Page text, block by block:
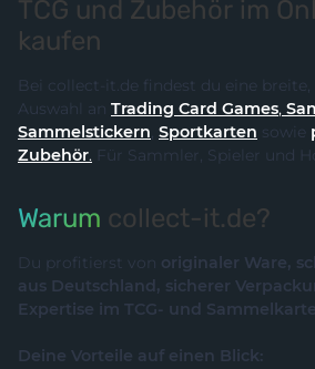
TCG und Zubehör im
kaufen
Bei collect-it.de findest du eine
Auswahl an
Trading Card Games,
Sammelstickern, Sportkarten sowie
Zubehör. Für Sammler, Spieler und
Warum collect-it.de?
Du profitierst von originaler Ware,
aus Deutschland, sicherer
Expertise im TCG- und
Deine Vorteile auf einen Blick: